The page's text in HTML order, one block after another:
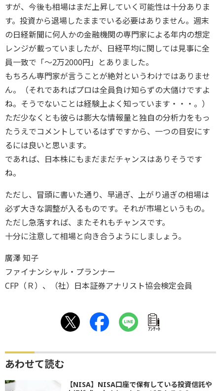
すが、今後も相場はまだ上昇していく可能性は十分ありま
す。投資から退場したままでいる必要はありません。週末
の日経新聞に何人かの金融機関の専門家による年内の想定
レンジが載っていましたが、日経平均に関しては見事に全
員一致で「～2万2000円」とありました。
もちろん専門家が言うことが絶対というわけではありませ
ん。（それであればプロは全員負け知らずの大儲けですよ
ね。そうでないことは経験上よく知っています・・・。）
ただ少なくとも彼らは膨大な情報量と独自の分析力をもっ
たうえでコメントしているはずですから、一つの目安にす
るには良いと思います。
であれば、日本株にもまだまだチャンスはありそうです
ね。
ただし、冒頭に書いた通り、早過ぎ、上がり過ぎの相場は
必ず大きな調整が入るものです。それが市場というもの。
ただし急落すれば、またそれもチャンスです。
十分に注意して相場と向き合うようにしましょう。
廣澤 知子
ファイナンシャル・プランナー
CFP（Ｒ）、（社）日本証券アナリスト協会検定会員
ｱﾝｹｰﾄ
あわせて読む
【NISA】NISA口座で保有している投資信託や